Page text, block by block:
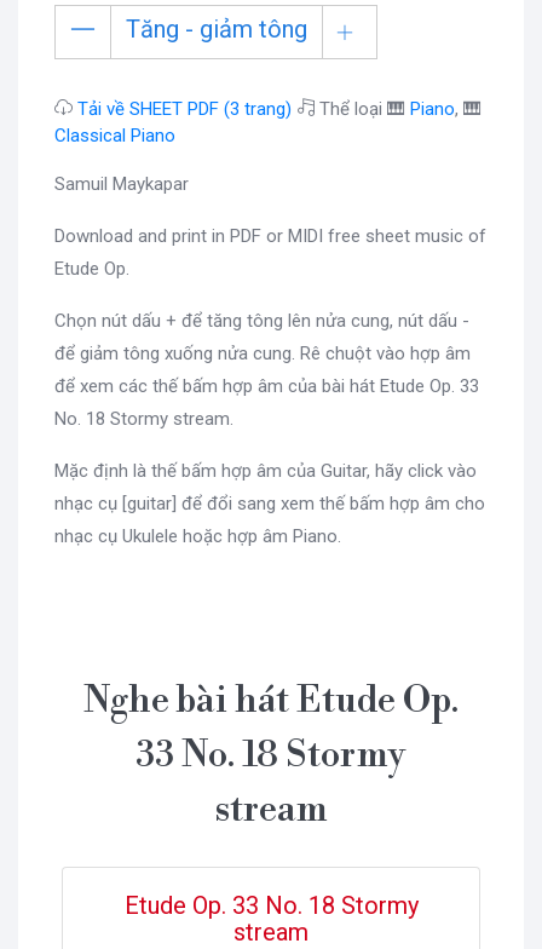
Tăng - giảm tông
Tải về SHEET PDF (3 trang) Thể loại 🎹 Piano, 🎹
Classical Piano
Samuil Maykapar
Download and print in PDF or MIDI free sheet music of
Etude Op.
Chọn nút dấu + để tăng tông lên nửa cung, nút dấu -
để giảm tông xuống nửa cung. Rê chuột vào hợp âm
để xem các thế bấm hợp âm của bài hát Etude Op. 33
No. 18 Stormy stream.
Mặc định là thế bấm hợp âm của Guitar, hãy click vào
nhạc cụ [guitar] để đổi sang xem thế bấm hợp âm cho
nhạc cụ Ukulele hoặc hợp âm Piano.
Nghe bài hát Etude Op.
33 No. 18 Stormy
stream
Etude Op. 33 No. 18 Stormy
stream